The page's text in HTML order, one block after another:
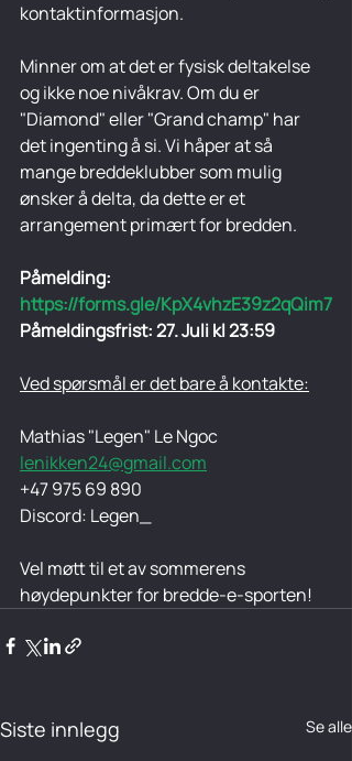
kontaktinformasjon.
Minner om at det er fysisk deltakelse
og ikke noe nivåkrav. Om du er
"Diamond" eller "Grand champ" har
det ingenting å si. Vi håper at så
mange breddeklubber som mulig
ønsker å delta, da dette er et
arrangement primært for bredden.
Påmelding:
https://forms.gle/KpX4vhzE39z2qQim7
Påmeldingsfrist: 27. Juli kl 23:59
Ved spørsmål er det bare å kontakte:
Mathias "Legen" Le Ngoc
lenikken24@gmail.com
+47 975 69 890
Discord: Legen_
Vel møtt til et av sommerens
høydepunkter for bredde-e-sporten!
Siste innlegg Se alle